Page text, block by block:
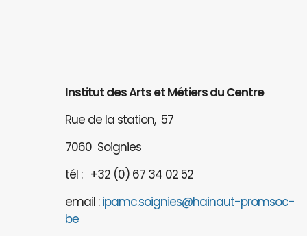
Institut des Arts et Métiers du Centre
Rue de la station, 57
7060 Soignies
tél : +32 (0) 67 34 02 52
email :ipamc.soignies@hainaut-promsoc-
be